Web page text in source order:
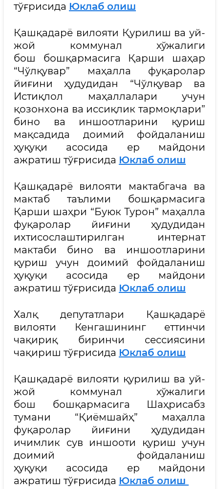
тўғрисида Юклаб олиш
Қашқадарё вилояти Қурилиш ва уй-
жой коммунал хўжалиги
бош бошқармасига Қарши шаҳар
“Чўлқувар” маҳалла фуқаролар
йиғини ҳудудидан “Чўлқувар ва
Истиқлол маҳаллалари учун
қозонхона ва иссиқлик тармоқлари”
бино ва иншоотларини қуриш
мақсадида доимий фойдаланиш
ҳуқуқи асосида ер майдони
ажратиш тўғрисида Юклаб олиш
Қашқадарё вилояти мактабгача ва
мактаб таълими бошқармасига
Қарши шаҳри “Буюк Турон” маҳалла
фуқаролар йиғини ҳудудидан
ихтисослаштирилган интернат
мактаби бино ва иншоотларини
қуриш учун доимий фойдаланиш
ҳуқуқи асосида ер майдони
ажратиш тўғрисида Юклаб олиш
Халқ депутатлари Қашқадарё
вилояти Кенгашининг еттинчи
чақириқ биринчи сессиясини
чақириш тўғрисида Юклаб олиш
Қашқадарё вилояти қурилиш ва уй-
жой коммунал хўжалиги
бош бошқармасига Шаҳрисабз
тумани “Қиёмшайҳ” маҳалла
фуқаролар йиғини ҳудудидан
ичимлик сув иншооти қуриш учун
доимий фойдаланиш
ҳуқуқи асосида ер майдони
ажратиш тўғрисида Юклаб олиш